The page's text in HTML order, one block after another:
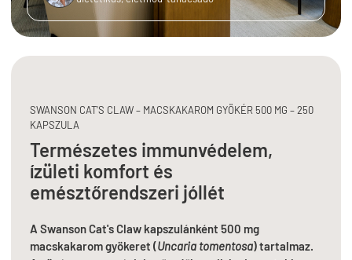
SWANSON CAT'S CLAW – MACSKAKAROM GYÖKÉR 500 MG – 250
KAPSZULA
Természetes immunvédelem,
ízületi komfort és
emésztőrendszeri jóllét
A Swanson Cat's Claw kapszulánként 500 mg
macskakarom gyökeret (Uncaria tomentosa) tartalmaz.